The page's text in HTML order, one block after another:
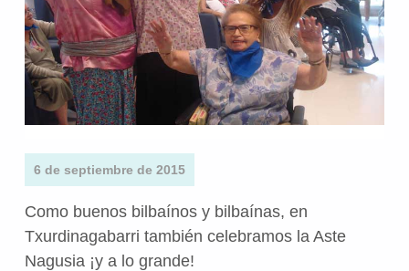
6 de septiembre de 2015
Como buenos bilbaínos y bilbaínas, en
Txurdinagabarri también celebramos la Aste
Nagusia ¡y a lo grande!